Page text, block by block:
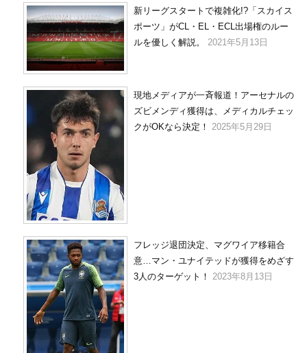
新リーグスタートで複雑化!?「スカイス
ポーツ」がCL・EL・ECL出場権のルー
ルを優しく解説。
2021年5月13日
現地メディアが一斉報道！アーセナルの
ズビメンディ獲得は、メディカルチェッ
クがOKなら決定！ 2025年5月29日
フレッジ退団決定、マグワイア移籍合
意…マン・ユナイテッドが獲得をめざす
3人のターゲット！
2023年8月13日